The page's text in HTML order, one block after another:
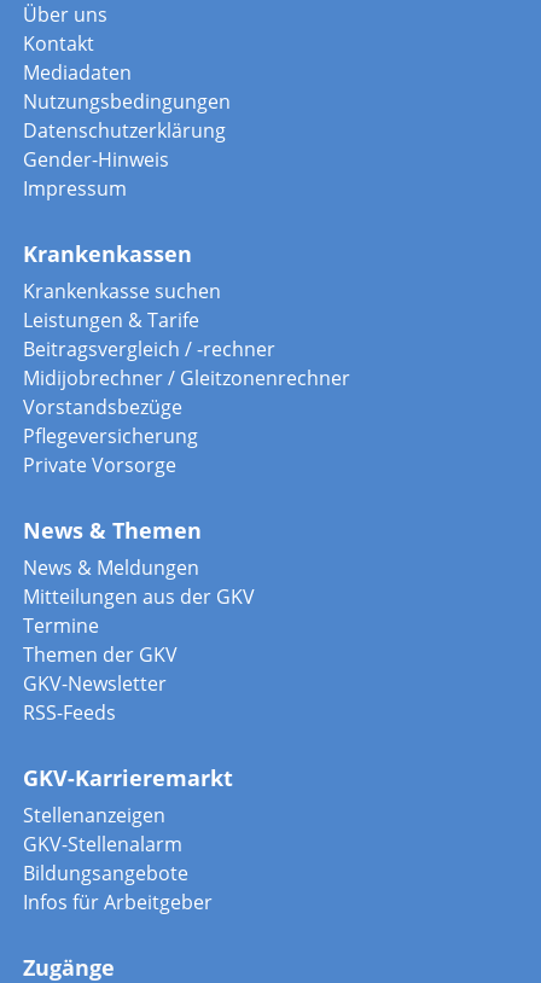
Über uns
Kontakt
Mediadaten
Nutzungsbedingungen
Datenschutzerklärung
Gender-Hinweis
Impressum
Krankenkassen
Krankenkasse suchen
Leistungen & Tarife
Beitragsvergleich / -rechner
Midijobrechner / Gleitzonenrechner
Vorstandsbezüge
Pflegeversicherung
Private Vorsorge
News & Themen
News & Meldungen
Mitteilungen aus der GKV
Termine
Themen der GKV
GKV-Newsletter
RSS-Feeds
GKV-Karrieremarkt
Stellenanzeigen
GKV-Stellenalarm
Bildungsangebote
Infos für Arbeitgeber
Zugänge